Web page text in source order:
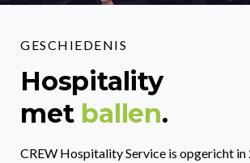
GESCHIEDENIS
Hospitality
met ballen.
CREW Hospitality Service is opgericht in